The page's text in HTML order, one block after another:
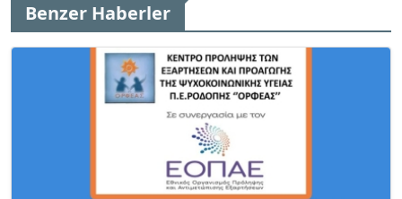
Benzer Haberler